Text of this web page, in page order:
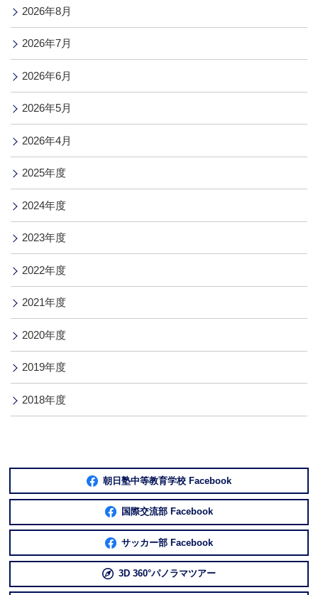
2026年8月
2026年7月
2026年6月
2026年5月
2026年4月
2025年度
2024年度
2023年度
2022年度
2021年度
2020年度
2019年度
2018年度
朝日塾中等教育学校 Facebook
国際交流部 Facebook
サッカー部 Facebook
3D 360°パノラマツアー